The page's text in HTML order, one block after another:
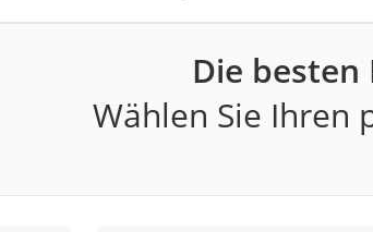
Die
Wählen Sie Ihren